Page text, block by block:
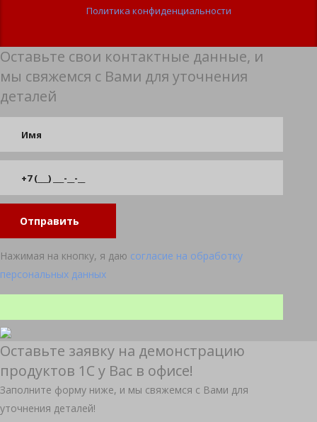
Политика конфиденциальности
Оставьте свои контактные данные, и
мы свяжемся с Вами для уточнения
деталей
Отправить
Нажимая на кнопку, я даю согласие на обработку
персональных данных
Оставьте заявку на демонстрацию
продуктов 1С у Вас в офисе!
Заполните форму ниже, и мы свяжемся с Вами для
уточнения деталей!